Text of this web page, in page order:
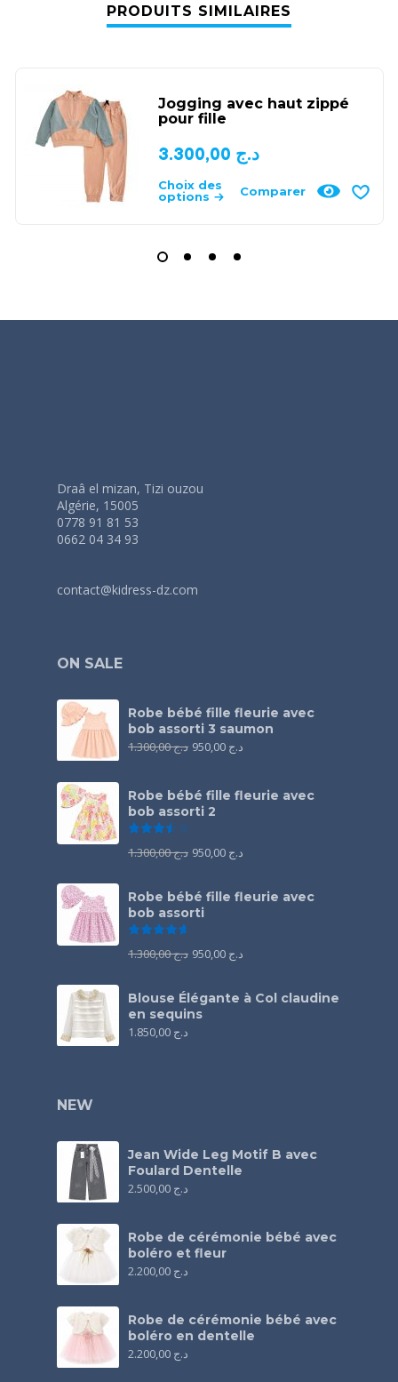
PRODUITS SIMILAIRES
Jogging avec haut zippé
pour fille
د.ج
Choix des
options
Comparer
Draâ el mizan, Tizi ouzou
Algérie, 15005
0778 91 81 53
0662 04 34 93
contact@kidress-dz.com
ON SALE
Robe bébé fille fleurie avec
bob assorti 3 saumon
د.ج1.300,00 د.ج
Robe bébé fille fleurie avec
bob assorti 2
د.ج1.300,00 د.ج
Robe bébé fille fleurie avec
bob assorti
د.ج1.300,00 د.ج
Blouse Élégante à Col claudine
en sequins
د.ج
NEW
Jean Wide Leg Motif B avec
Foulard Dentelle
د.ج
Robe de cérémonie bébé avec
boléro et fleur
د.ج
Robe de cérémonie bébé avec
boléro en dentelle
د.ج